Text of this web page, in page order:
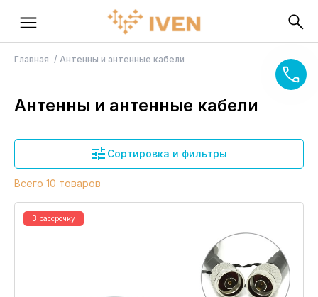
Главная Антенны и антенные кабели
Антенны и антенные кабели
Сортировка и фильтры
Всего 10 товаров
В рассрочку